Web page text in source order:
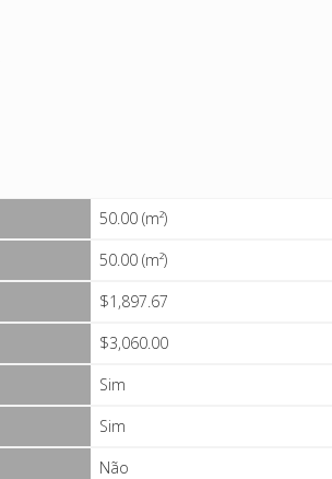
50.00 (m²)
50.00 (m²)
$1,897.67
$3,060.00
Sim
Sim
Não